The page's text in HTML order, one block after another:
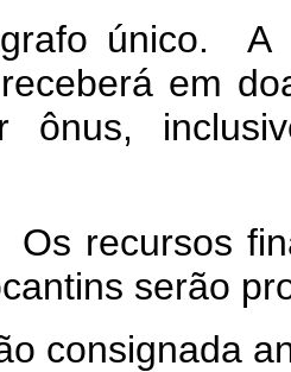
A
em
ônus,
recursos
serão